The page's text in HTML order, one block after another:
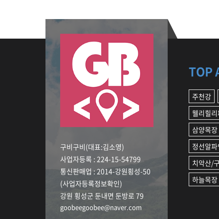
TOP
주천강
웰리힐
삼양목장
정선알
치악산/
하늘목장
구비구비(대표:김소영)
사업자등록 : 224-15-54799
통신판매업 : 2014-강원횡성-50
(사업자등록정보확인)
강원 횡성군 둔내면 둔방로 79
goobeegoobee@naver.com